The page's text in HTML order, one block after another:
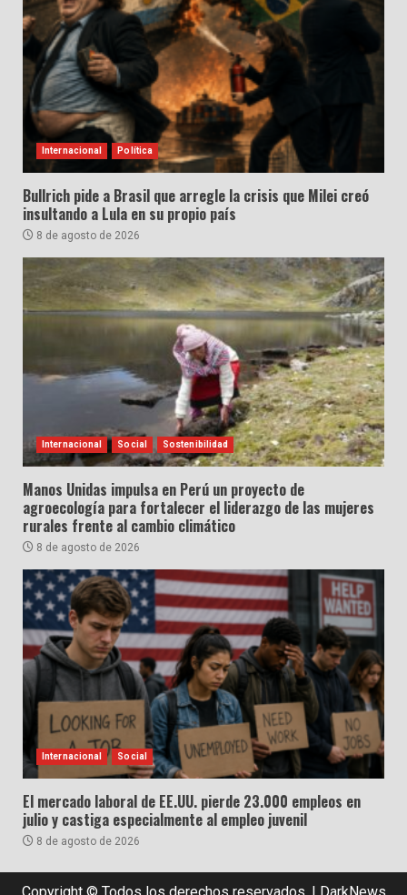
Internacional Política
Bullrich pide a Brasil que arregle la crisis que Milei creó
insultando a Lula en su propio país
8 de agosto de 2026
Internacional Social Sostenibilidad
Manos Unidas impulsa en Perú un proyecto de
agroecología para fortalecer el liderazgo de las mujeres
rurales frente al cambio climático
8 de agosto de 2026
Internacional Social
El mercado laboral de EE.UU. pierde 23.000 empleos en
julio y castiga especialmente al empleo juvenil
8 de agosto de 2026